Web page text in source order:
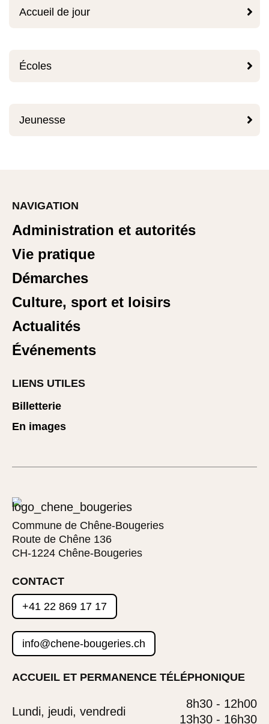

Accueil de jour

Écoles

Jeunesse
NAVIGATION
Administration et autorités
Vie pratique
Démarches
Culture, sport et loisirs
Actualités
Événements
LIENS UTILES
Billetterie
En images
Commune de Chêne-Bougeries
Route de Chêne 136
CH-1224 Chêne-Bougeries
CONTACT
+41 22 869 17 17
info@chene-bougeries.ch
ACCUEIL ET PERMANENCE TÉLÉPHONIQUE
Lundi, jeudi, vendredi
8h30 - 12h00
13h30 - 16h30